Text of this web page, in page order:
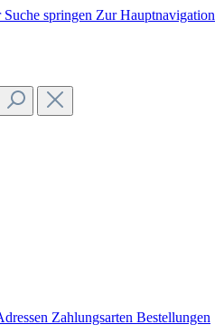
Suche springen Zur Hauptnavigation
Zahlungsarten Bestellungen